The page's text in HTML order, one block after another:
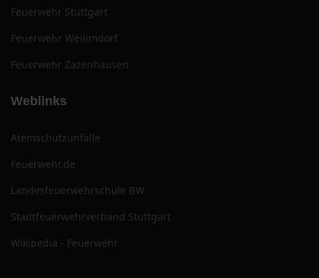
Feuerwehr Stuttgart
Feuerwehr Weilimdorf
Feuerwehr Zazenhausen
Weblinks
Atemschutzunfälle
Feuerwehr.de
Landesfeuerwehrschule BW
Stadtfeuerwehrverband Stuttgart
Wikipedia - Feuerwehr